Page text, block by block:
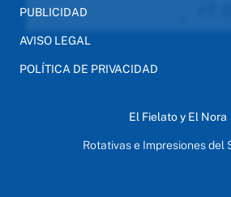
PUBLICIDAD
AVISO LEGAL
POLÍTICA DE PRIVACIDAD
El Fielato y El Nora
Rotativas e Impresiones del